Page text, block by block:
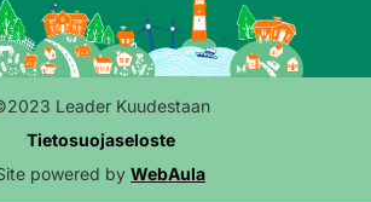
Leader Kuudestaan
Tietosuojaseloste
powered by WebAula